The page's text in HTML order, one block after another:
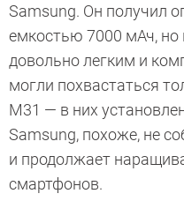
Samsung. Он получил
емкостью 7000 мАч, но
довольно легким и
могли похвастаться
M31 — в них
Samsung, похоже, не
и продолжает
смартфонов.